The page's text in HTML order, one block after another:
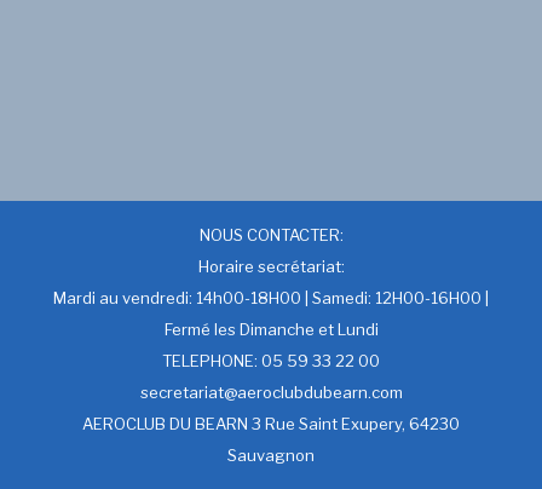
NOUS CONTACTER:
Horaire secrétariat:
Mardi au vendredi: 14h00-18H00 | Samedi: 12H00-16H00 |
Fermé les Dimanche et Lundi
TELEPHONE: 05 59 33 22 00
secretariat@aeroclubdubearn.com
AEROCLUB DU BEARN 3 Rue Saint Exupery, 64230
Sauvagnon